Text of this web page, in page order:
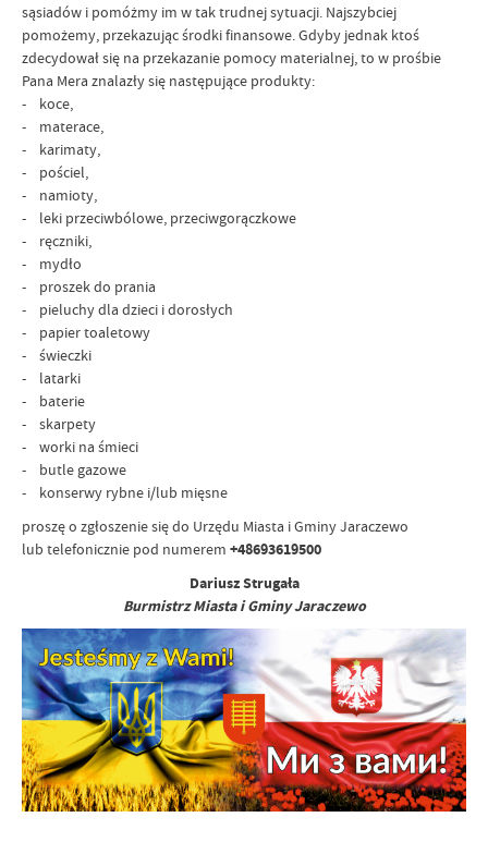
sąsiadów i pomóżmy im w tak trudnej sytuacji. Najszybciej
pomożemy, przekazując środki finansowe. Gdyby jednak ktoś
zdecydował się na przekazanie pomocy materialnej, to w prośbie
Pana Mera znalazły się następujące produkty:
- koce,
- materace,
- karimaty,
- pościel,
- namioty,
- leki przeciwbólowe, przeciwgorączkowe
- ręczniki,
- mydło
- proszek do prania
- pieluchy dla dzieci i dorosłych
- papier toaletowy
- świeczki
- latarki
- baterie
- skarpety
- worki na śmieci
- butle gazowe
- konserwy rybne i/lub mięsne
proszę o zgłoszenie się do Urzędu Miasta i Gminy Jaraczewo
lub telefonicznie pod numerem +48693619500
Dariusz Strugała
Burmistrz Miasta i Gminy Jaraczewo